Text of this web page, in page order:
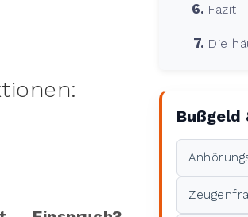
Fazit
Die
Bußgeld